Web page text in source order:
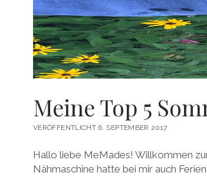
Meine Top 5
VERÖFFENTLICHT 6. SEPTEMBER 2017
Hallo liebe MeMades! Willkommen
Nähmaschine hatte bei mir auch